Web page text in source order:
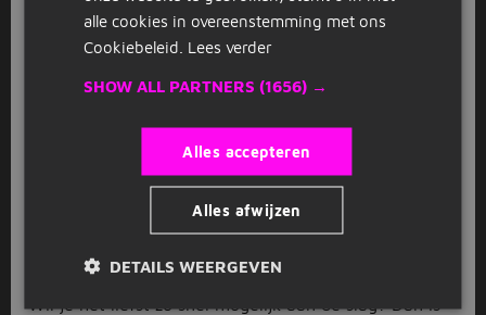
fietsenmaker. Voor elk van deze functies dien je een
andere achtergrond en opleiding te hebben, wat het
Tilburg te vinden die past bij jou. Om dit wat
linkerkant van de pagina. Of vul bovenaan in de
zie je direct wat jouw mogelijkheden zijn.
Snel en eenvoudig solliciteren via
Jobbird
Wil je het liefst zo snel mogelijk aan de slag? Dan is
alle cookies in overeenstemming met ons
Cookiebeleid. Lees verder
SHOW ALL PARTNERS (1656) →
Alles accepteren
Alles afwijzen
DETAILS WEERGEVEN